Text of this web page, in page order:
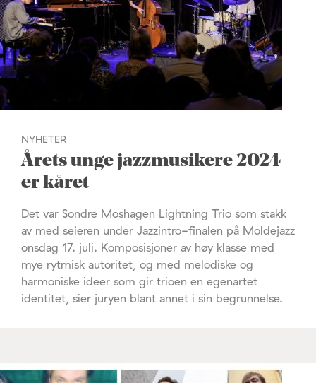
NYHETER
Årets unge jazzmusikere 2024
er kåret
Det var Sondre Moshagen Lightning Trio som stakk
av med seieren under Jazzintro-finalen på Moldejazz
onsdag 17. juli. Komposisjoner av høy klasse med
mye rytmisk autoritet, og med melodiske og
harmoniske ideer som gir trioen en egenartet
identitet, sier juryen blant annet i sin begrunnelse.